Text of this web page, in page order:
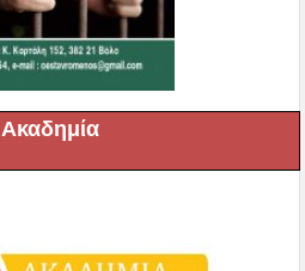
Ακαδημία